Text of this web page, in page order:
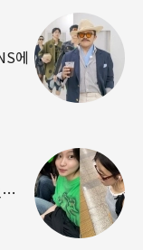
에
…